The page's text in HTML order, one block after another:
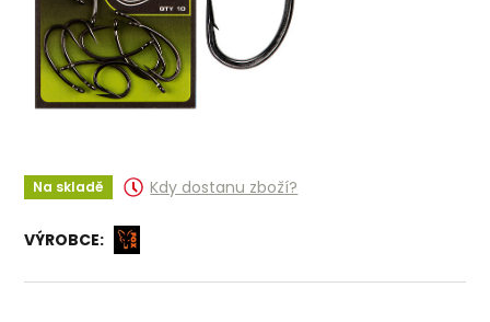
Na skladě Kdy dostanu zboží?
VÝROBCE: